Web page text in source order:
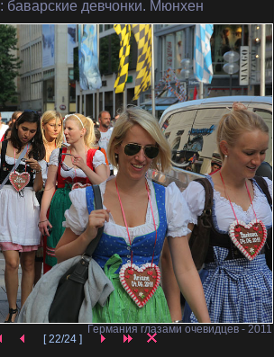
: баварские девчонки. Мюнхен
Германия глазами очевидцев - 2011
[ 22/24 ]